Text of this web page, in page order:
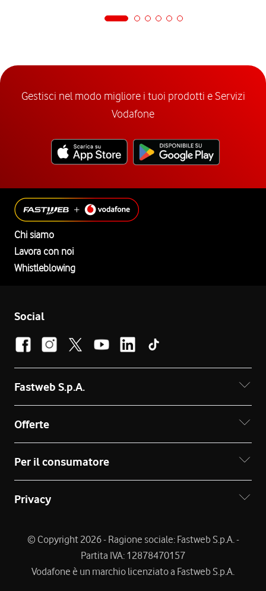
Gestisci nel modo migliore i tuoi prodotti e Servizi
Vodafone
Chi siamo
Lavora con noi
Whistleblowing
Social
Fastweb S.p.A.
Offerte
Per il consumatore
Privacy
© Copyright 2026 - Ragione sociale: Fastweb S.p.A. -
Partita IVA: 12878470157
Vodafone è un marchio licenziato a Fastweb S.p.A.